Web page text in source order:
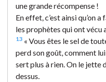
une grande récompense !
En effet, c’est ainsi qu’on
les prophètes qui ont vécu
13 « Vous êtes le sel de
perd son goût, comment
sert plus à rien. On le jette
dessus.